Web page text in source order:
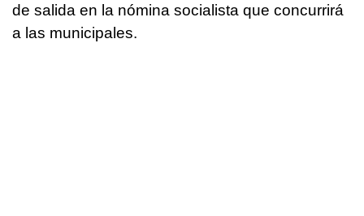
de salida en la nómina socialista que concurrirá
a las municipales.